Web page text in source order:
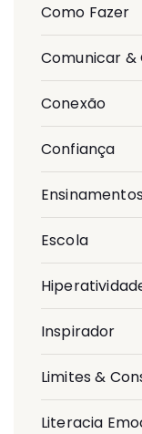
Como Fazer
Comunicar
Conexão
Confiança
Escola
Inspirador
Limites &
Literacia